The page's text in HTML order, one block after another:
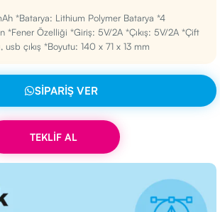
*Batarya: Lithium Polymer Batarya *4
*Fener Özelliği *Giriş: 5V/2A *Çıkış: 5V/2A *Çift
çıkış *Boyutu: 140 x 71 x 13 mm
SIPARIŞ VER
TEKLİF AL